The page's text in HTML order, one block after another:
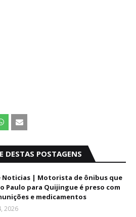
DESTAS POSTAGENS
Noticias | Motorista de ônibus que
Paulo para Quijingue é preso com
e medicamentos
2026